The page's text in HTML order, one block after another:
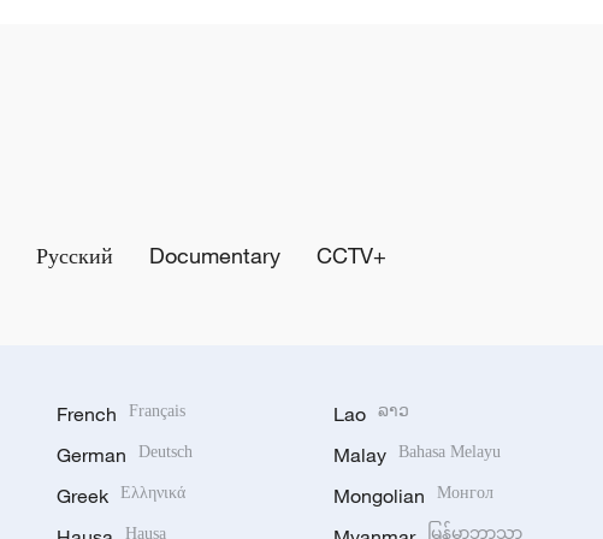
Русский Documentary CCTV+
French Français
German Deutsch
Greek Ελληνικά
Hausa
Lao ລາວ
Malay Bahasa Melayu
Mongolian Монгол
မြန်မာဘာသာ